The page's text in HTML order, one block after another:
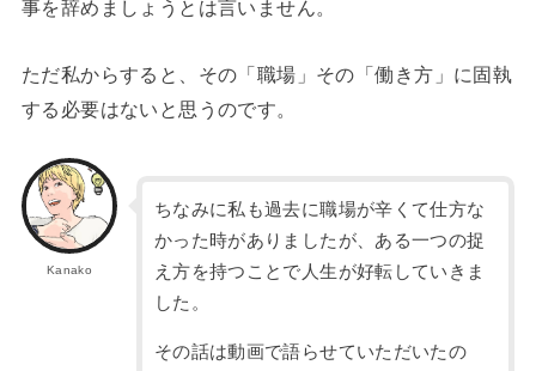
事を辞めましょうとは言いません。
ただ私からすると、その「職場」その「働き方」に固執
する必要はないと思うのです。
Kanako
ちなみに私も過去に職場が辛くて仕方な
かった時がありましたが、ある一つの捉
え方を持つことで人生が好転していきま
した。
その話は動画で語らせていただいたの